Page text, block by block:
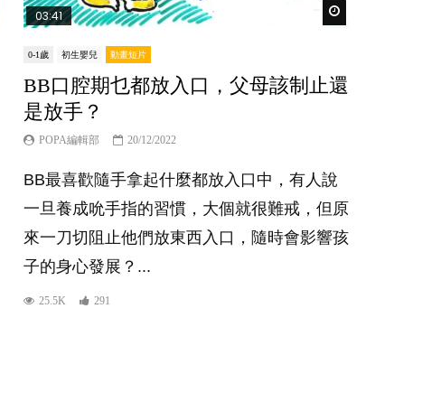
03:41
0-1歲 初生嬰兒 動畫短片
BB口腔期乜都放入口，父母該制止還
是放手？
POPA編輯部 20/12/2022
BB最喜歡隨手拿起什麼都放入口中，有人說
一旦養成吮手指的習慣，大個就很難戒，但原
來一刀切阻止他們放東西入口，隨時會影響孩
子的身心發展？...
25.5K 291